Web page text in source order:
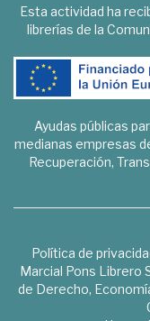
Esta actividad ha
librerías de la
Ayudas públicas
medianas empresas
Recuperación,
Política de
Marcial Pons Librero
de Derecho,